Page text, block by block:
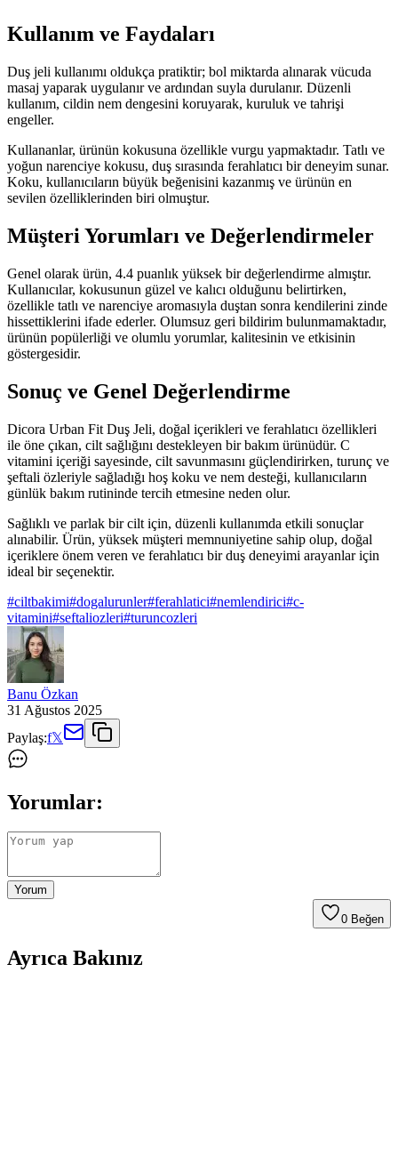
Kullanım ve Faydaları
Duş jeli kullanımı oldukça pratiktir; bol miktarda alınarak vücuda
masaj yaparak uygulanır ve ardından suyla durulanır. Düzenli
kullanım, cildin nem dengesini koruyarak, kuruluk ve tahrişi
engeller.
Kullananlar, ürünün kokusuna özellikle vurgu yapmaktadır. Tatlı ve
yoğun narenciye kokusu, duş sırasında ferahlatıcı bir deneyim sunar.
Koku, kullanıcıların büyük beğenisini kazanmış ve ürünün en
sevilen özelliklerinden biri olmuştur.
Müşteri Yorumları ve Değerlendirmeler
Genel olarak ürün, 4.4 puanlık yüksek bir değerlendirme almıştır.
Kullanıcılar, kokusunun güzel ve kalıcı olduğunu belirtirken,
özellikle tatlı ve narenciye aromasıyla duştan sonra kendilerini zinde
hissettiklerini ifade ederler. Olumsuz geri bildirim bulunmamaktadır,
ürünün popülerliği ve olumlu yorumlar, kalitesinin ve etkisinin
göstergesidir.
Sonuç ve Genel Değerlendirme
Dicora Urban Fit Duş Jeli, doğal içerikleri ve ferahlatıcı özellikleri
ile öne çıkan, cilt sağlığını destekleyen bir bakım ürünüdür. C
vitamini içeriği sayesinde, cilt savunmasını güçlendirirken, turunç ve
şeftali özleriyle sağladığı hoş koku ve nem desteği, kullanıcıların
günlük bakım rutininde tercih etmesine neden olur.
Sağlıklı ve parlak bir cilt için, düzenli kullanımda etkili sonuçlar
alınabilir. Ürün, yüksek müşteri memnuniyetine sahip olup, doğal
içeriklere önem veren ve ferahlatıcı bir duş deneyimi arayanlar için
ideal bir seçenektir.
#ciltbakimi#dogalurunler#ferahlatici#nemlendirici#c-
vitamini#seftaliozleri#turuncozleri
Banu Özkan
31 Ağustos 2025
Paylaş:f𝕏
Yorumlar:
Yorum
0 Beğen
Ayrıca Bakınız